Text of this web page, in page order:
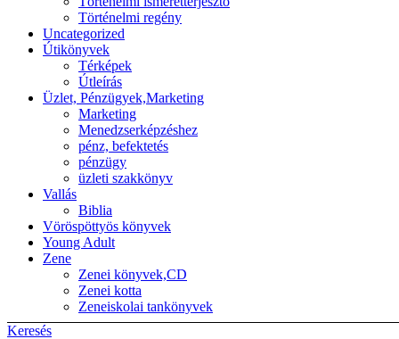
Keresés
Történelmi regény
Uncategorized
Útikönyvek
Térképek
Útleírás
Üzlet, Pénzügyek,Marketing
Marketing
Menedzserképzéshez
pénz, befektetés
pénzügy
üzleti szakkönyv
Vallás
Biblia
Vöröspöttyös könyvek
Young Adult
Zene
Zenei könyvek,CD
Zenei kotta
Zeneiskolai tankönyvek